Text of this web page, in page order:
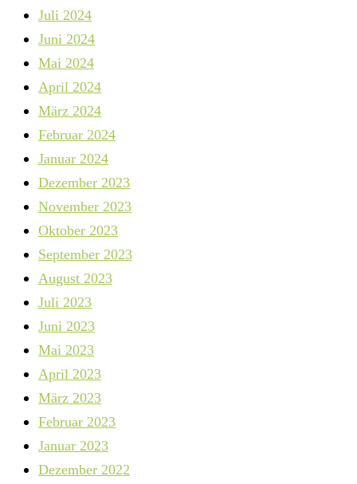
Juli 2024
Juni 2024
Mai 2024
April 2024
März 2024
Februar 2024
Januar 2024
Dezember 2023
November 2023
Oktober 2023
September 2023
August 2023
Juli 2023
Juni 2023
Mai 2023
April 2023
März 2023
Februar 2023
Januar 2023
Dezember 2022